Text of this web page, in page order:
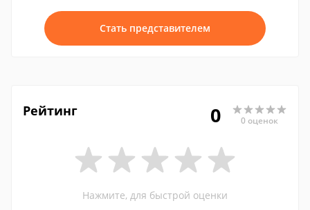
Стать представителем
Рейтинг 0 0 оценок
Нажмите, для быстрой оценки